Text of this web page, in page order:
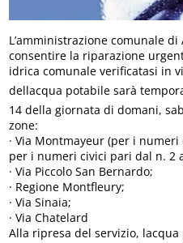
L’amministrazione comunale
consentire la riparazione
idrica comunale verificatasi in
dellacqua potabile sarà
14 della giornata di domani,
zone:
· Via Montmayeur (per i
per i numeri civici pari dal n. 2
· Via Piccolo San Bernardo;
· Regione Montfleury;
· Via Sinaia;
· Via Chatelard
Alla ripresa del servizio,